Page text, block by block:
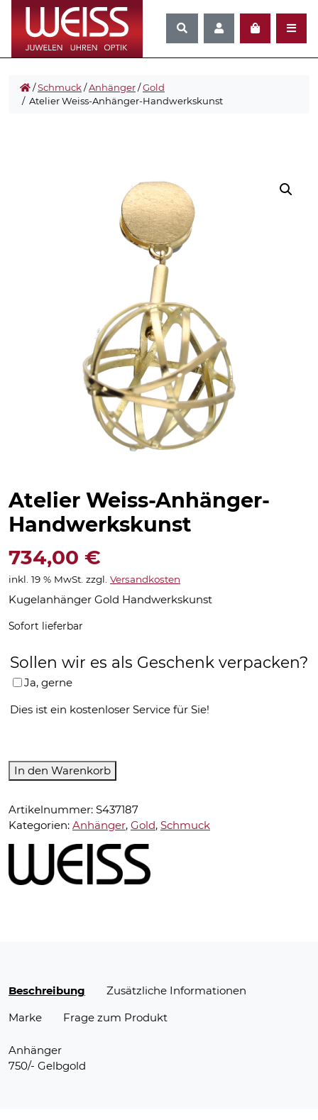
/Schmuck/Anhänger/Gold
/ Atelier Weiss-Anhänger-Handwerkskunst
Atelier Weiss-Anhänger-
Handwerkskunst
734,00 €
inkl. 19 % MwSt. zzgl. Versandkosten
Kugelanhänger Gold Handwerkskunst
Sofort lieferbar
Sollen wir es als Geschenk verpacken?
Ja, gerne
Dies ist ein kostenloser Service für Sie!
Atelier
Weiss-
Handwerkskunst
Menge
In den Warenkorb
Artikelnummer: S437187
Kategorien: Anhänger, Gold, Schmuck
Beschreibung
Zusätzliche Informationen
Marke
Frage zum Produkt
Anhänger
750/- Gelbgold